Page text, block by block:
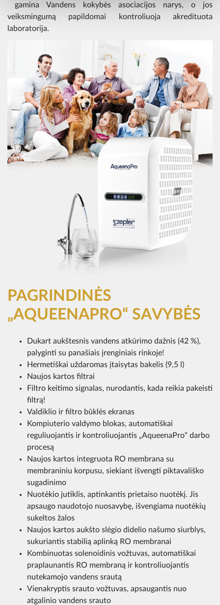
gamina Vandens kokybės asociacijos narys, o jos
veiksmingumą papildomai kontroliuoja akredituota
laboratorija.
PAGRINDINĖS
„AQUEENAPRO“ SAVYBĖS
Dukart aukštesnis vandens atkūrimo dažnis (42 %),
palyginti su panašiais įrenginiais rinkoje!
Hermetiškai uždaromas įtaisytas bakelis (9,5 l)
Naujos kartos filtrai
Filtro keitimo signalas, nurodantis, kada reikia pakeisti
filtrą!
Valdiklio ir filtro būklės ekranas
Kompiuterio valdymo blokas, automatiškai
reguliuojantis ir kontroliuojantis „AqueenaPro“ darbo
procesą
Naujos kartos integruota RO membrana su
membraniniu korpusu, siekiant išvengti piktavališko
sugadinimo
Nuotėkio jutiklis, aptinkantis prietaiso nuotėkį. Jis
apsaugo naudotojo nuosavybę, išvengiama nuotėkių
sukeltos žalos
Naujos kartos aukšto slėgio didelio našumo siurblys,
sukuriantis stabilią aplinką RO membranai
Kombinuotas solenoidinis vožtuvas, automatiškai
praplaunantis RO membraną ir kontroliuojantis
nutekamojo vandens srautą
Vienakryptis srauto vožtuvas, apsaugantis nuo
atgalinio vandens srauto